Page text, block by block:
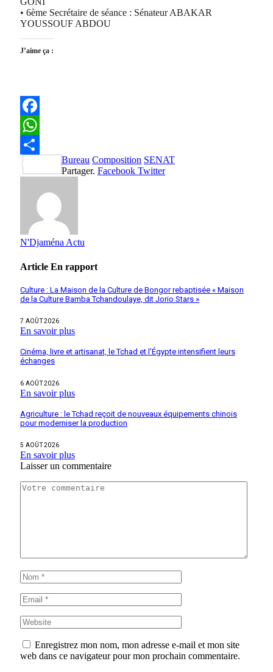
• 6ème Secrétaire de séance : Sénateur ABAKAR
YOUSSOUF ABDOU
J’aime ça :
Facebook
WhatsApp
Partager
Bureau Composition SENAT
Partager. Facebook Twitter
N'Djaména Actu
Article En rapport
Culture : La Maison de la Culture de Bongor rebaptisée « Maison
de la Culture Bamba Tchandoulaye, dit Jorio Stars »
7 AOÛT 2026
En savoir plus
Cinéma, livre et artisanat, le Tchad et l’Égypte intensifient leurs
échanges
6 AOÛT 2026
En savoir plus
Agriculture : le Tchad reçoit de nouveaux équipements chinois
pour moderniser la production
5 AOÛT 2026
En savoir plus
Laisser un commentaire
Enregistrez mon nom, mon adresse e-mail et mon site
web dans ce navigateur pour mon prochain commentaire.